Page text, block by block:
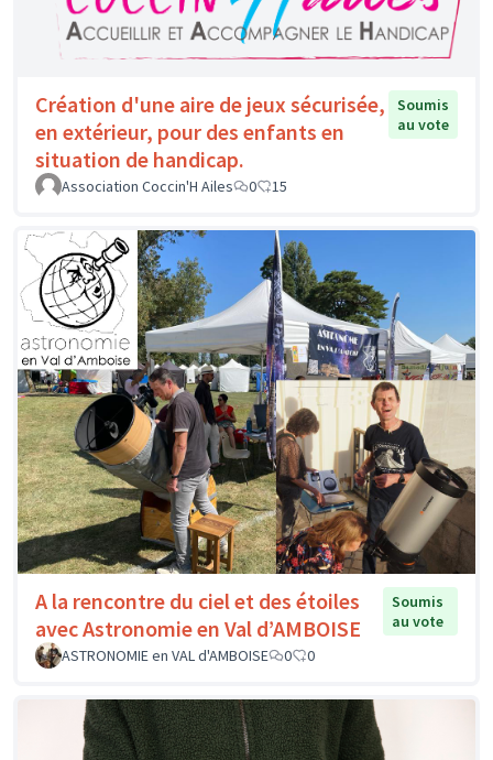
Création d'une aire de jeux sécurisée,
en extérieur, pour des enfants en
situation de handicap.
Soumis
au vote
Association Coccin'H Ailes 0 15
A la rencontre du ciel et des étoiles
avec Astronomie en Val d’AMBOISE
Soumis
au vote
ASTRONOMIE en VAL d'AMBOISE
0 0